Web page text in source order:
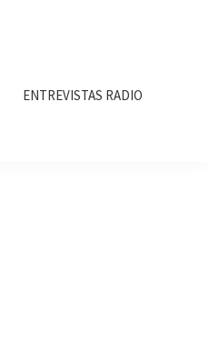
ENTREVISTAS RADIO